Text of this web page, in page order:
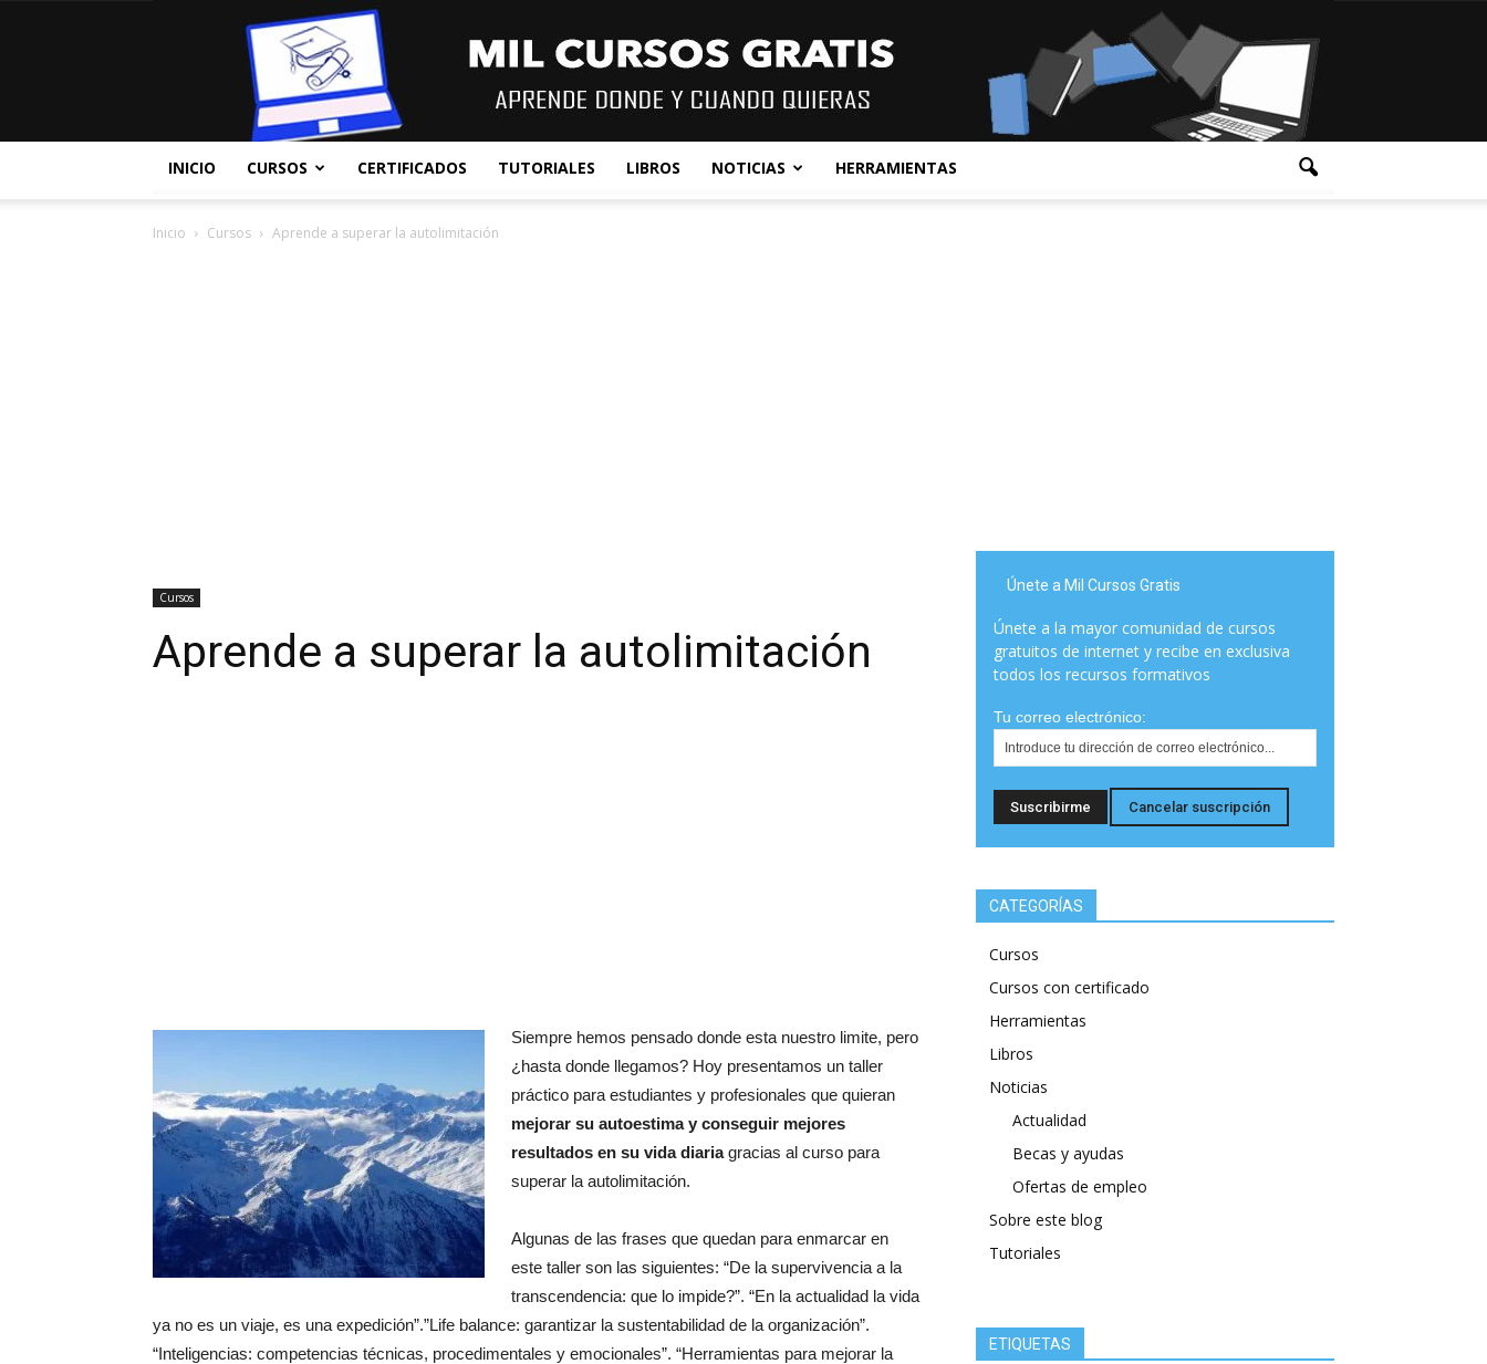
INICIO CURSOS CERTIFICADOS TUTORIALES LIBROS NOTICIAS HERRAMIENTAS
Inicio Cursos Aprende a superar la autolimitación
Cursos
Aprende a superar la autolimitación
Siempre hemos pensado donde esta nuestro limite, pero
¿hasta donde llegamos? Hoy presentamos un taller
práctico para estudiantes y profesionales que quieran
mejorar su autoestima y conseguir mejores
resultados en su vida diariagracias al curso para
superar la autolimitación.
Algunas de las frases que quedan para enmarcar en
este taller son las siguientes: “De la supervivencia a la
transcendencia: que lo impide?”. “En la actualidad la vida
ya no es un viaje, es una expedición”.”Life balance: garantizar la sustentabilidad de la organización”.
“Inteligencias: competencias técnicas, procedimentales y emocionales”. “Herramientas para mejorar la
Únete a Mil Cursos Gratis
Únete a la mayor comunidad de cursos
gratuitos de internet y recibe en exclusiva
todos los recursos formativos
Tu correo electrónico:
CATEGORÍAS
Cursos
Cursos con certificado
Herramientas
Libros
Noticias
Actualidad
Becas y ayudas
Ofertas de empleo
Sobre este blog
Tutoriales
ETIQUETAS